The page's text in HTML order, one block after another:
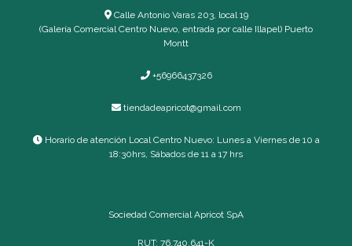
Calle Antonio Varas 203, local 19
(Galería Comercial Centro Nuevo, entrada por calle Illapel) Puerto
Montt
+56966437326
tiendadeapricot@gmail.com
Horario de atención Local Centro Nuevo: Lunes a Viernes de 10 a
18:30hrs, Sábados de 11 a 17 hrs
Sociedad Comercial Apricot SpA
RUT: 76.740.641-K